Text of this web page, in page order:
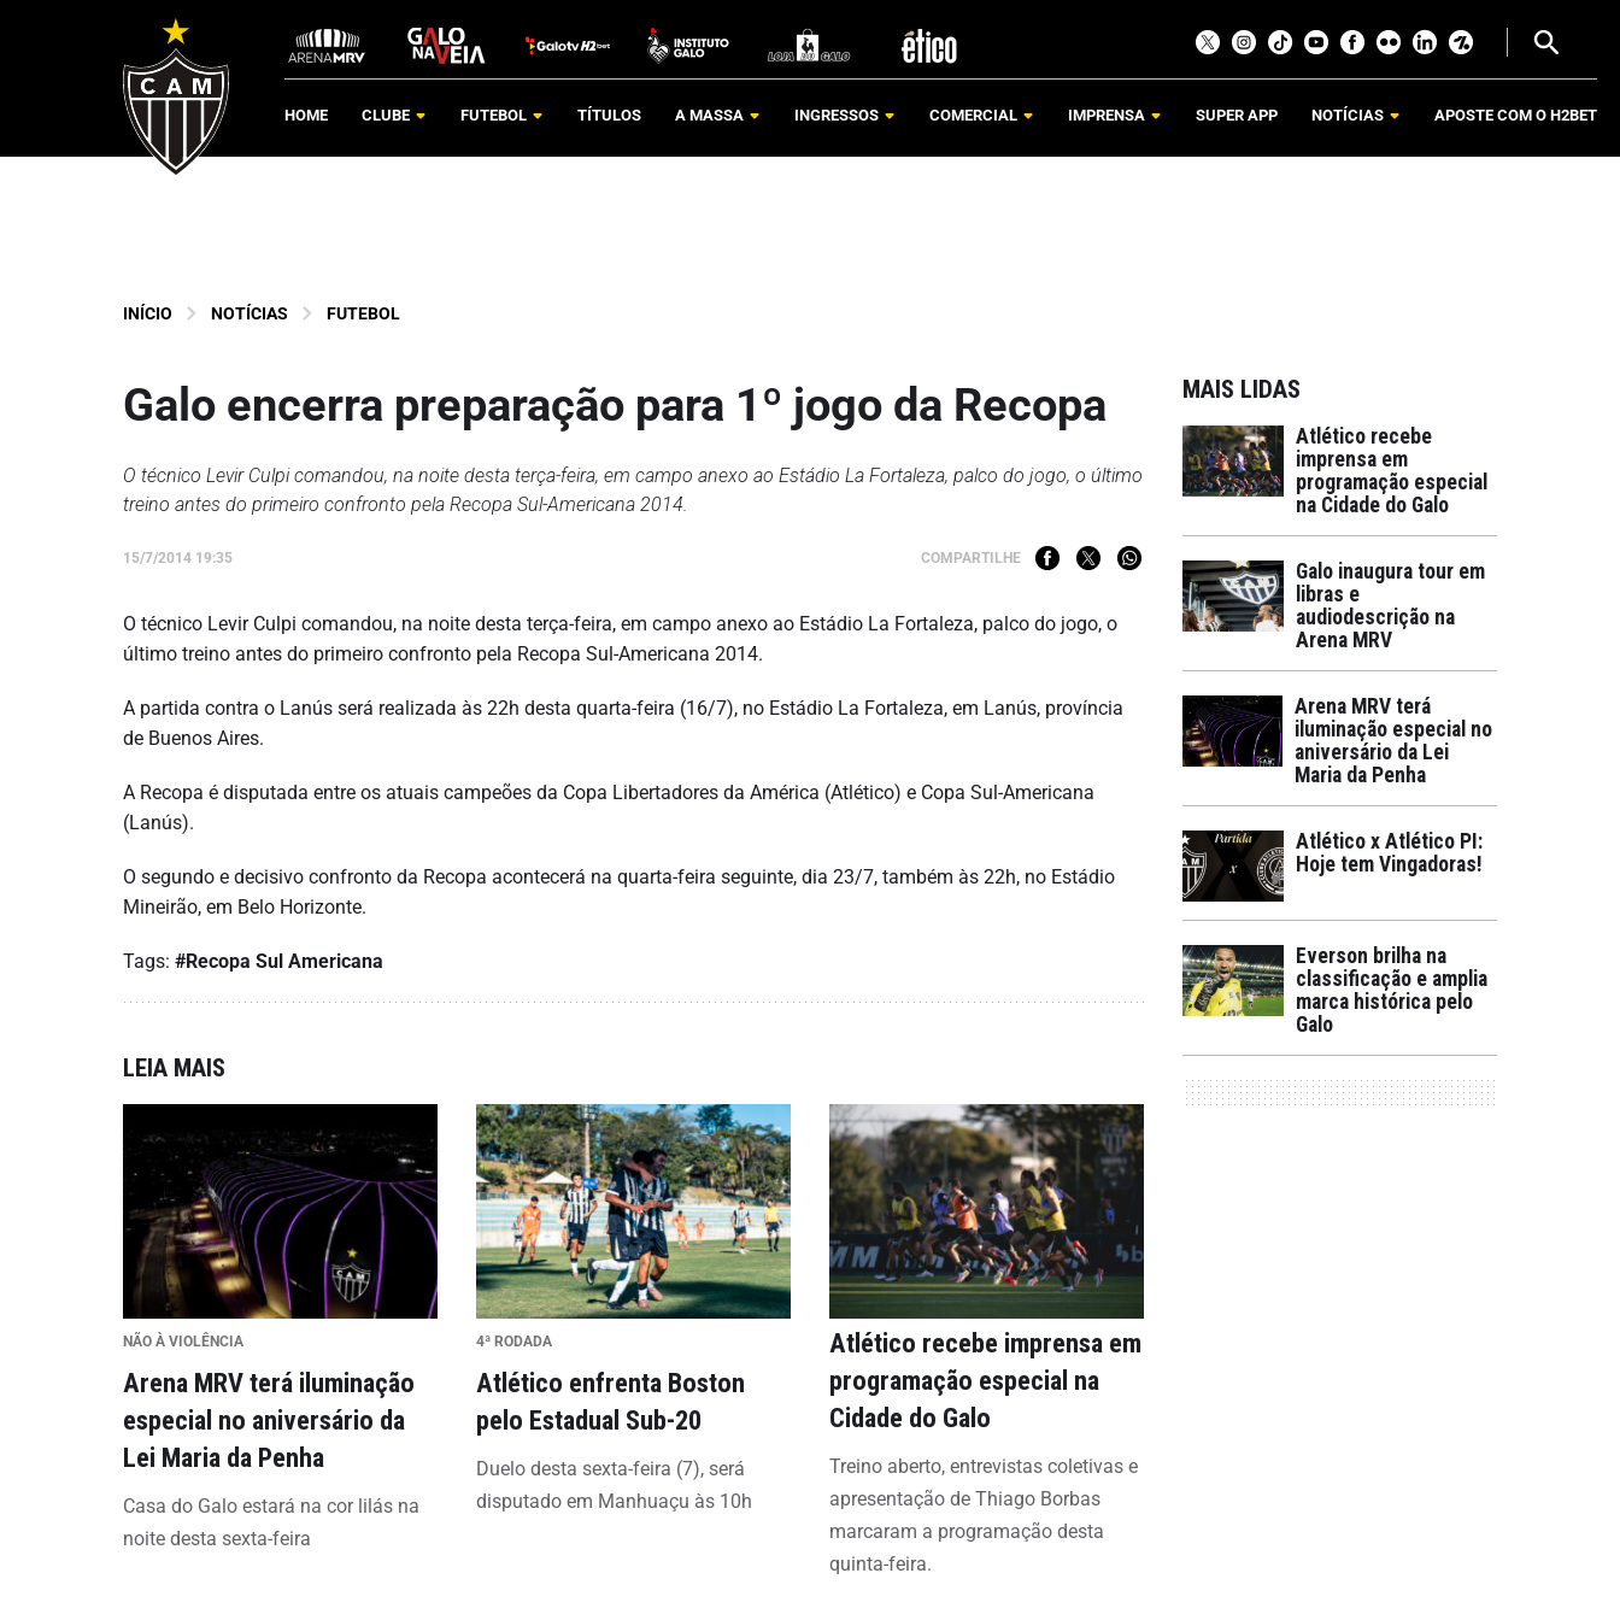
HOME CLUBE FUTEBOL TÍTULOS A MASSA INGRESSOS COMERCIAL IMPRENSA SUPER APP NOTÍCIAS APOSTE COM O H2BET
INÍCIO NOTÍCIAS FUTEBOL
Galo encerra preparação para 1º jogo da Recopa
O técnico Levir Culpi comandou, na noite desta terça-feira, em campo anexo ao Estádio La Fortaleza, palco do jogo, o último
treino antes do primeiro confronto pela Recopa Sul-Americana 2014.
15/7/2014 19:35 COMPARTILHE
O técnico Levir Culpi comandou, na noite desta terça-feira, em campo anexo ao Estádio La Fortaleza, palco do jogo, o
último treino antes do primeiro confronto pela Recopa Sul-Americana 2014.
A partida contra o Lanús será realizada às 22h desta quarta-feira (16/7), no Estádio La Fortaleza, em Lanús, província
de Buenos Aires.
A Recopa é disputada entre os atuais campeões da Copa Libertadores da América (Atlético) e Copa Sul-Americana
(Lanús).
O segundo e decisivo confronto da Recopa acontecerá na quarta-feira seguinte, dia 23/7, também às 22h, no Estádio
Mineirão, em Belo Horizonte.
Tags: #Recopa Sul Americana
LEIA MAIS
NÃO À VIOLÊNCIA
Arena MRV terá iluminação
especial no aniversário da
Lei Maria da Penha
Casa do Galo estará na cor lilás na
noite desta sexta-feira
4ª RODADA
Atlético enfrenta Boston
pelo Estadual Sub-20
Duelo desta sexta-feira (7), será
disputado em Manhuaçu às 10h
Atlético recebe imprensa em
programação especial na
Cidade do Galo
Treino aberto, entrevistas coletivas e
apresentação de Thiago Borbas
marcaram a programação desta
quinta-feira.
MAIS LIDAS
Atlético recebe
imprensa em
programação especial
na Cidade do Galo
Galo inaugura tour em
libras e
audiodescrição na
Arena MRV
Arena MRV terá
iluminação especial no
aniversário da Lei
Maria da Penha
Atlético x Atlético PI:
Hoje tem Vingadoras!
Everson brilha na
classificação e amplia
marca histórica pelo
Galo